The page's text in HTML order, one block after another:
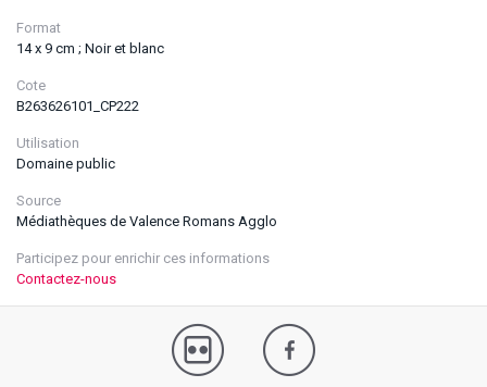
Format
14 x 9 cm ; Noir et blanc
Cote
B263626101_CP222
Utilisation
Domaine public
Source
Médiathèques de Valence Romans Agglo
Participez pour enrichir ces informations
Contactez-nous